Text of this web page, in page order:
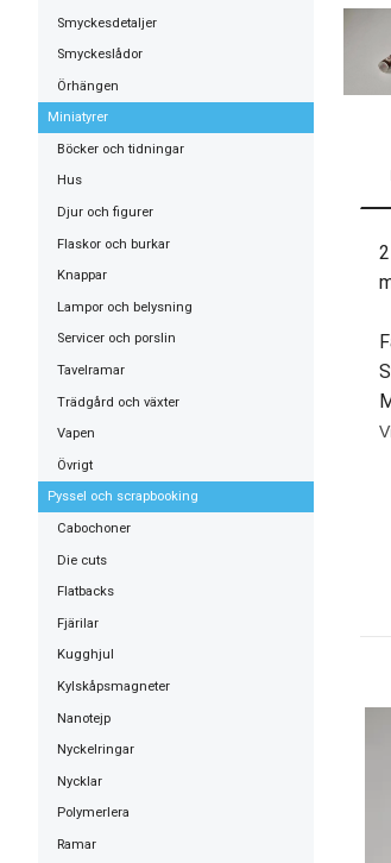
Smyckesdetaljer
Smyckeslådor
Örhängen
Miniatyrer
Böcker och tidningar
Hus
Djur och figurer
Flaskor och burkar
Knappar
Lampor och belysning
Servicer och porslin
Tavelramar
Trädgård och växter
Vapen
Övrigt
Pyssel och scrapbooking
Cabochoner
Die cuts
Flatbacks
Fjärilar
Kugghjul
Kylskåpsmagneter
Nanotejp
Nyckelringar
Nycklar
Polymerlera
Ramar